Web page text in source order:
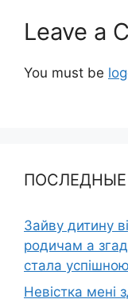
Leave a
You must be
Зайву дитину
родичам а
стала успішною
Невістка мені